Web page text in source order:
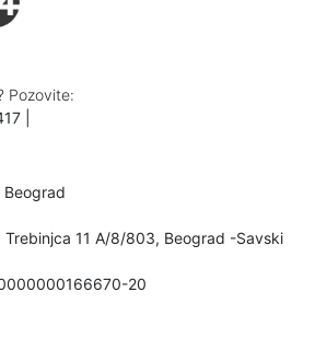
Pozovite:
Beograd
Trebinjca 11 A/8/803, Beograd -Savski
20